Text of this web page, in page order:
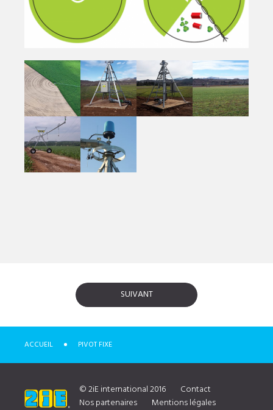
SUIVANT
ACCUEIL PIVOT FIXE
© 2iE international 2016
Contact
Nos partenaires
Mentions légales